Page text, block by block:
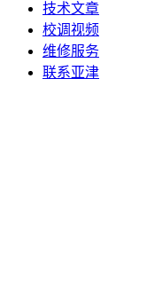
技术文章
校调视频
维修服务
联系亚津